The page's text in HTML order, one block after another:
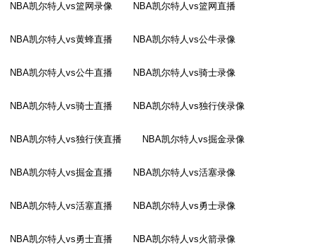
NBA凯尔特人vs篮网录像 NBA凯尔特人vs篮网直播
NBA凯尔特人vs黄蜂直播 NBA凯尔特人vs公牛录像
NBA凯尔特人vs公牛直播 NBA凯尔特人vs骑士录像
NBA凯尔特人vs骑士直播 NBA凯尔特人vs独行侠录像
NBA凯尔特人vs独行侠直播 NBA凯尔特人vs掘金录像
NBA凯尔特人vs掘金直播 NBA凯尔特人vs活塞录像
NBA凯尔特人vs活塞直播 NBA凯尔特人vs勇士录像
NBA凯尔特人vs勇士直播 NBA凯尔特人vs火箭录像